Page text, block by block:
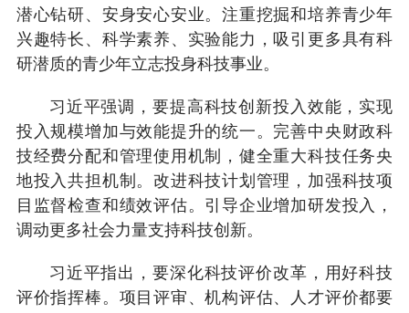
潜心钻研、安身安心安业。注重挖掘和培养青少年
兴趣特长、科学素养、实验能力，吸引更多具有科
研潜质的青少年立志投身科技事业。
习近平强调，要提高科技创新投入效能，实现
投入规模增加与效能提升的统一。完善中央财政科
技经费分配和管理使用机制，健全重大科技任务央
地投入共担机制。改进科技计划管理，加强科技项
目监督检查和绩效评估。引导企业增加研发投入，
调动更多社会力量支持科技创新。
习近平指出，要深化科技评价改革，用好科技
评价指挥棒。项目评审、机构评估、人才评价都要